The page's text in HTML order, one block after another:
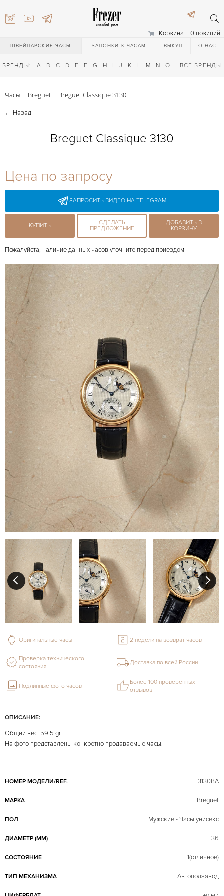
Корзина 0 позиций
ШВЕЙЦАРСКИЕ ЧАСЫ ЗАПОНКИ К ЧАСАМ ВЫКУП О НАС
БРЕНДЫ: A B C D E F G H I J K L M N O Q R S T
ВСЕ БРЕНДЫ
27-44
Часы Breguet Breguet Classique 3130
← Назад
Breguet Classique 3130
Цена по запросу
ЗАПРОСИТЬ ВИДЕО НА TELEGRAM
КУПИТЬ
СДЕЛАТЬ
ПРЕДЛОЖЕНИЕ
ДОБАВИТЬ В
КОРЗИНУ
Пожалуйста, наличие данных часов уточните перед приездом
ОПИСАНИЕ:
Общий вес: 59,5 gr.
На фото представлены конкретно продаваемые часы.
НОМЕР МОДЕЛИ/REF. 3130BA
МАРКА Breguet
ПОЛ Мужские - Часы унисекс
ДИАМЕТР (MM) 36
СОСТОЯНИЕ 1(отличное)
ТИП МЕХАНИЗМА Автоподзавод
Оригинальные часы 2 недели на возврат часов
Проверка технического
состояния
Доставка по всей России
Подлинные фото часов
Более 100 проверенных
отзывов